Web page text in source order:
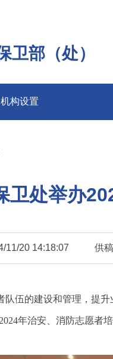
卫部（处）
机构设置
卫处举办
11/20 14:18:07 供
队伍的建设和管理，提
2024年治安、消防志愿者